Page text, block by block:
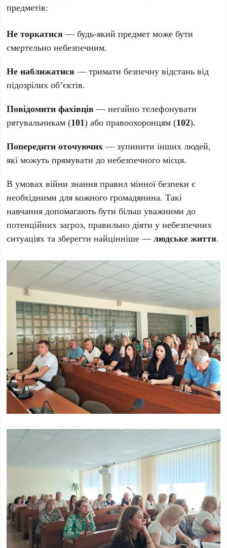
предметів:
Не торкатися— будь-який предмет може бути
смертельно небезпечним.
Не наближатися— тримати безпечну відстань від
підозрілих об’єктів.
Повідомити фахівців— негайно телефонувати
рятувальникам (101) або правоохоронцям (102).
Попередити оточуючих— зупинити інших людей,
які можуть прямувати до небезпечного місця.
В умовах війни знання правил мінної безпеки є
необхідними для кожного громадянина. Такі
навчання допомагають бути більш уважними до
потенційних загроз, правильно діяти у небезпечних
ситуаціях та зберегти найцінніше —людське життя.